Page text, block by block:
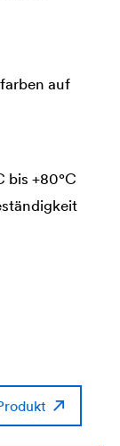
auf
bis +80°C